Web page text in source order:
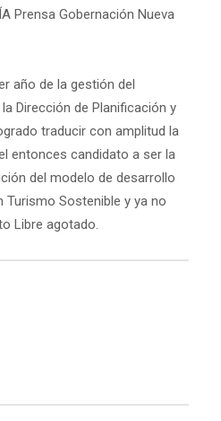
Prensa Gobernación Nueva
año de la gestión del
Dirección de Planificación y
traducir con amplitud la
entonces candidato a ser la
del modelo de desarrollo
Turismo Sostenible y ya no
Libre agotado.